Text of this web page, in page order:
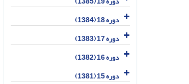
دوره 18 (1384)
دوره 17 (1383)
دوره 16 (1382)
دوره 15 (1381)